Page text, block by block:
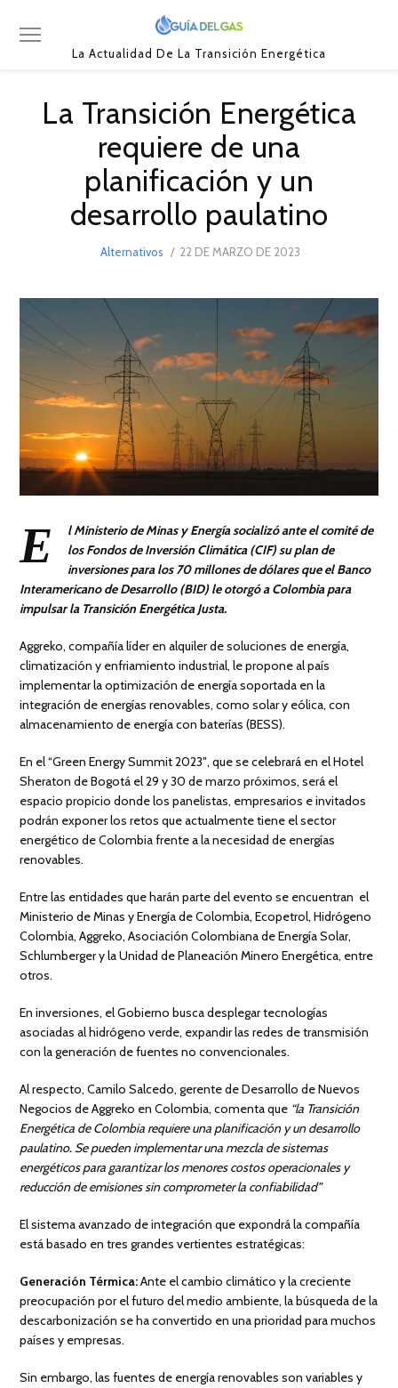
La Actualidad De La Transición Energética
La Transición Energética
requiere de una
planificación y un
desarrollo paulatino
Alternativos
POSTED
22 DE MARZO DE 2023
2023
E
l Ministerio de Minas y Energía socializó ante el comité de
los Fondos de Inversión Climática (CIF) su plan de
inversiones para los 70 millones de dólares que el Banco
Interamericano de Desarrollo (BID) le otorgó a Colombia para
impulsar la Transición Energética Justa.
Aggreko, compañía líder en alquiler de soluciones de energía,
climatización y enfriamiento industrial, le propone al país
implementar la optimización de energía soportada en la
integración de energías renovables, como solar y eólica, con
almacenamiento de energía con baterías (BESS).
En el “Green Energy Summit 2023″, que se celebrará en el Hotel
Sheraton de Bogotá el 29 y 30 de marzo próximos, será el
espacio propicio donde los panelistas, empresarios e invitados
podrán exponer los retos que actualmente tiene el sector
energético de Colombia frente a la necesidad de energías
renovables.
Entre las entidades que harán parte del evento se encuentran el
Ministerio de Minas y Energía de Colombia, Ecopetrol, Hidrógeno
Colombia, Aggreko, Asociación Colombiana de Energía Solar,
Schlumberger y la Unidad de Planeación Minero Energética, entre
otros.
En inversiones, el Gobierno busca desplegar tecnologías
asociadas al hidrógeno verde, expandir las redes de transmisión
con la generación de fuentes no convencionales.
Al respecto, Camilo Salcedo, gerente de Desarrollo de Nuevos
Negocios de Aggreko en Colombia, comenta que “la Transición
Energética de Colombia requiere una planificación y un desarrollo
paulatino. Se pueden implementar una mezcla de sistemas
energéticos para garantizar los menores costos operacionales y
reducción de emisiones sin comprometer la confiabilidad”
El sistema avanzado de integración que expondrá la compañía
está basado en tres grandes vertientes estratégicas:
Generación Térmica:Ante el cambio climático y la creciente
preocupación por el futuro del medio ambiente, la búsqueda de la
descarbonización se ha convertido en una prioridad para muchos
países y empresas.
Sin embargo, las fuentes de energía renovables son variables y